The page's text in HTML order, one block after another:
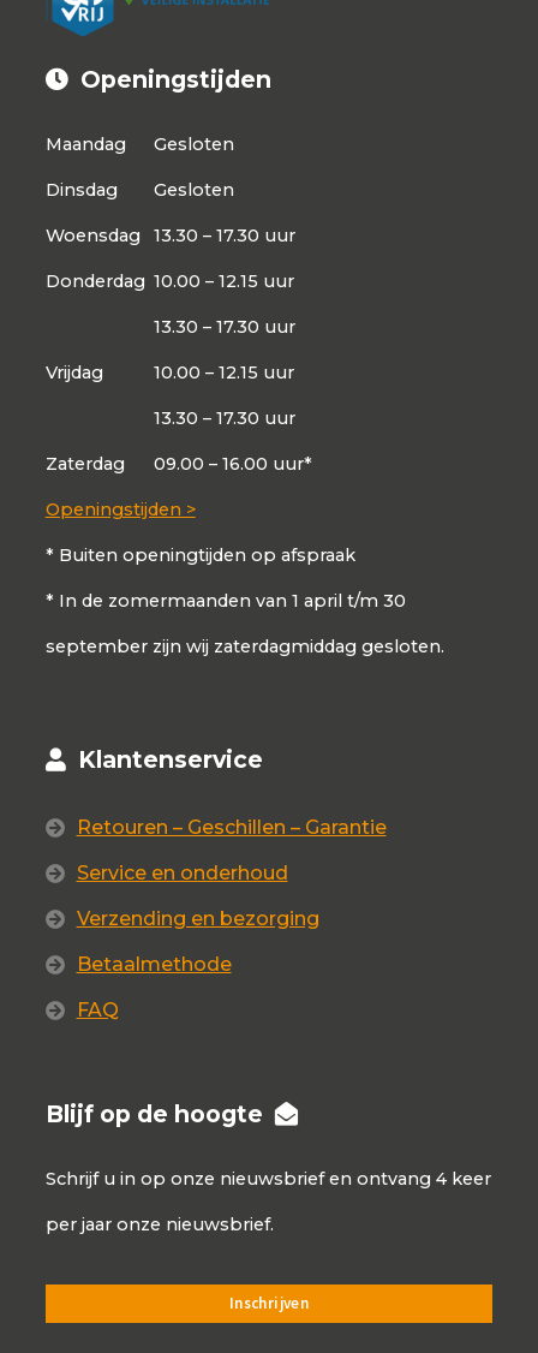
Openingstijden
Maandag Gesloten
Dinsdag Gesloten
Woensdag 13.30 – 17.30 uur
Donderdag 10.00 – 12.15 uur
13.30 – 17.30 uur
Vrijdag 10.00 – 12.15 uur
13.30 – 17.30 uur
Zaterdag 09.00 – 16.00 uur*
Openingstijden >
* Buiten openingtijden op afspraak
* In de zomermaanden van 1 april t/m 30
september zijn wij zaterdagmiddag gesloten.
Klantenservice
Retouren – Geschillen – Garantie
Service en onderhoud
Verzending en bezorging
Betaalmethode
FAQ
Blijf op de hoogte
Schrijf u in op onze nieuwsbrief en ontvang 4 keer
per jaar onze nieuwsbrief.